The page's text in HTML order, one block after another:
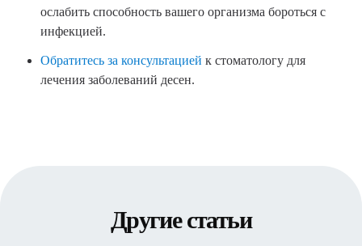
ослабить способность вашего организма бороться с
инфекцией.
Обратитесь за консультацией к стоматологу для
лечения заболеваний десен.
Другие статьи